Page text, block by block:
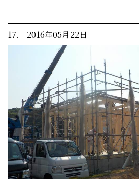
17. 2016年05月22日